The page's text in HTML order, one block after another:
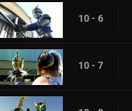
10 - 6
10 - 7